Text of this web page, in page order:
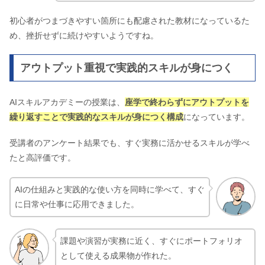
初心者がつまづきやすい箇所にも配慮された教材になっているた
め、挫折せずに続けやすいようですね。
アウトプット重視で実践的スキルが身につく
AIスキルアカデミーの授業は、 座学で終わらずにアウトプットを
繰り返すことで実践的なスキルが身につく構成になっています。
受講者のアンケート結果でも、すぐ実務に活かせるスキルが学べ
たと高評価です。
AIの仕組みと実践的な使い方を同時に学べて、すぐ
に日常や仕事に応用できました。
課題や演習が実務に近く、すぐにポートフォリオ
として使える成果物が作れた。